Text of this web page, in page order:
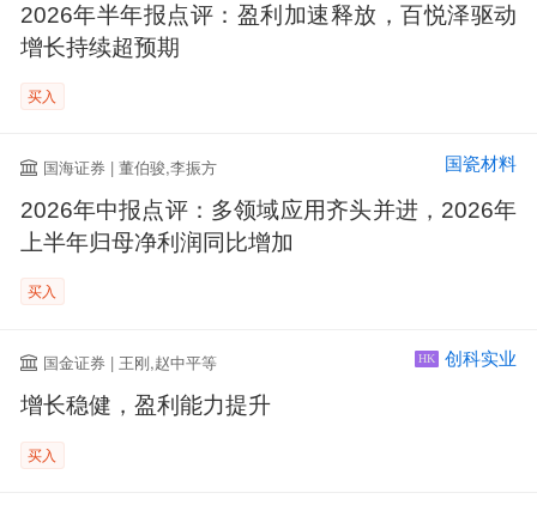
2026年半年报点评：盈利加速释放，百悦泽驱动
增长持续超预期
买入
国海证券 | 董伯骏,李振方 国瓷材料
2026年中报点评：多领域应用齐头并进，2026年
上半年归母净利润同比增加
买入
国金证券 | 王刚,赵中平等 HK 创科实业
增长稳健，盈利能力提升
买入